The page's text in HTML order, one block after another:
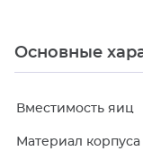
Основные
Вместимость яиц
Материал корпуса